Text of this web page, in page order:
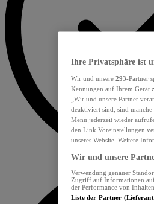
Ihre Privatsphäre ist
Wir und unsere 293-Partner
Kennungen auf Ihrem Gerät
„Wir und unsere Partner
deaktiviert sind, sind
Menü jederzeit wieder
den Link Voreinstellungen
unseres Website. Weitere
Wir und unsere
Verwendung genauer
Zugriff auf Informationen auf
der Performance von
Liste der Partner